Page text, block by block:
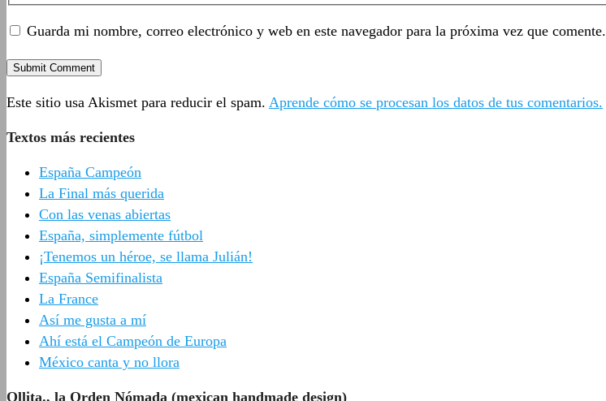
Guarda mi nombre, correo electrónico y web en este navegador para la próxima vez que comente.
Este sitio usa Akismet para reducir el spam. Aprende cómo se procesan los datos de tus comentarios.
Textos más recientes
España Campeón
La Final más querida
Con las venas abiertas
España, simplemente fútbol
¡Tenemos un héroe, se llama Julián!
España Semifinalista
La France
Así me gusta a mí
Ahí está el Campeón de Europa
México canta y no llora
Ollita., la Orden Nómada (mexican handmade design)